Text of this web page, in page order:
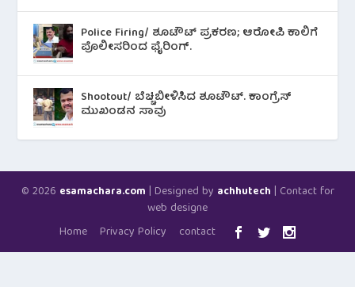
Police Firing/ ಶೂಟೌಟ್ ಪ್ರಕರಣ; ಆರೋಪಿ ಕಾಲಿಗೆ
ಪೊಲೀಸರಿಂದ ಫೈರಿಂಗ್.
Shootout/ ಬೆಚ್ಚಿಬೀಳಿಸಿದ ಶೂಟೌಟ್‌. ಕಾಂಗ್ರೆಸ್
ಮುಖಂಡನ ಸಾವು
© 2026 esamachara.com | Designed by achhutech | Contact for
web designe
Home
Privacy Policy contact